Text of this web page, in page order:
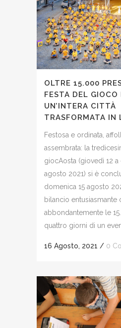
OLTRE 15.000
FESTA DEL GIOCO
UN’INTERA CITTÀ
TRASFORMATA IN
Festosa e ordinata,
assembrata: la
giocAosta (giovedì 12 a
agosto 2021) si è
domenica 15 agosto
bilancio entusiasmante
abbondantemente le
quattro giorni di un
16 Agosto, 2021 / 0